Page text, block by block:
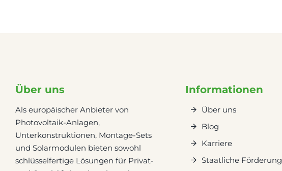
Über uns
Als europäischer Anbieter von
Photovoltaik-Anlagen,
Unterkonstruktionen, Montage-Sets
und Solarmodulen bieten sowohl
schlüsselfertige Lösungen für Privat-
Informationen
Über uns
Blog
Karriere
Staatliche Förderung